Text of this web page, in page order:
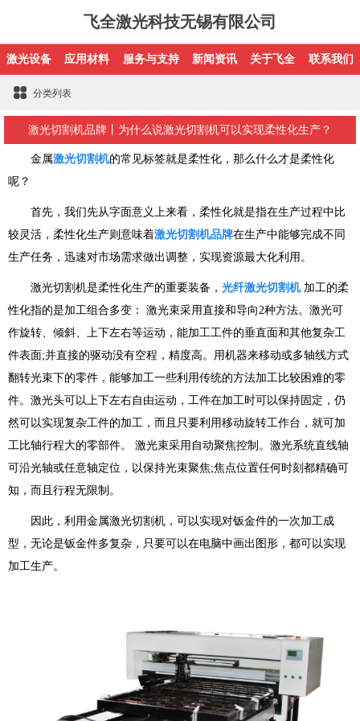
飞全激光科技无锡有限公司
激光设备 应用材料 服务与支持 新闻资讯 关于飞全 联系我们
分类列表
激光切割机品牌丨为什么说激光切割机可以实现柔性化生产？
金属激光切割机的常见标签就是柔性化，那么什么才是柔性化
呢？
首先，我们先从字面意义上来看，柔性化就是指在生产过程中比
较灵活，柔性化生产则意味着激光切割机品牌在生产中能够完成不同
生产任务，迅速对市场需求做出调整，实现资源最大化利用。
激光切割机是柔性化生产的重要装备， 光纤激光切割机加工的柔
性化指的是加工组合多变： 激光束采用直接和导向2种方法。激光可
作旋转、倾斜、上下左右等运动，能加工工件的垂直面和其他复杂工
件表面;并直接的驱动没有空程，精度高。用机器来移动或多轴线方式
翻转光束下的零件，能够加工一些利用传统的方法加工比较困难的零
件。激光头可以上下左右自由运动，工件在加工时可以保持固定，仍
然可以实现复杂工件的加工，而且只要利用移动旋转工作台，就可加
工比轴行程大的零部件。 激光束采用自动聚焦控制。激光系统直线轴
可沿光轴或任意轴定位，以保持光束聚焦;焦点位置任何时刻都精确可
知，而且行程无限制。
因此，利用金属激光切割机，可以实现对钣金件的一次加工成
型，无论是钣金件多复杂，只要可以在电脑中画出图形，都可以实现
加工生产。